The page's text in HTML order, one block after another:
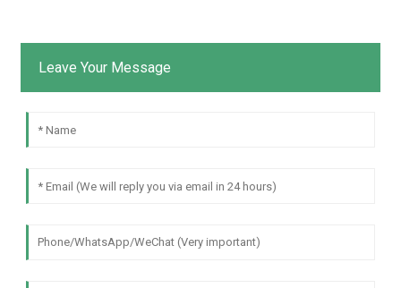
Leave Your Message